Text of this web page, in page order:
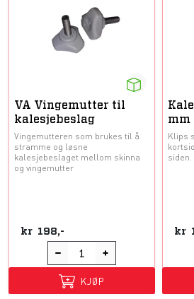
VA Vingemutter til
kalesjebeslag
Vingemutteren som brukes til å
stramme og løsne
kalesjebeslaget mellom skinna
og vingemutter
kr 198,-
KJØP
mm
Klips
siden.
kr